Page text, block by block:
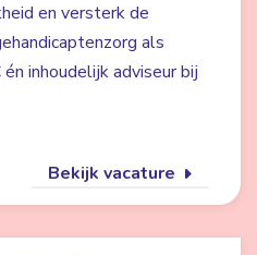
en versterk de
als
inhoudelijk adviseur bij
Bekijk vacature